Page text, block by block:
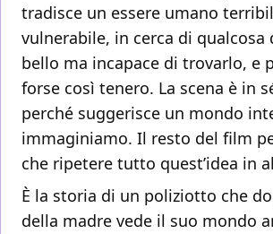
tradisce un essere umano
vulnerabile, in cerca di qualcosa
bello ma incapace di trovarlo, e
forse così tenero. La scena è in
perché suggerisce un mondo
immaginiamo. Il resto del film
che ripetere tutto quest’idea in
È la storia di un poliziotto che
della madre vede il suo mondo